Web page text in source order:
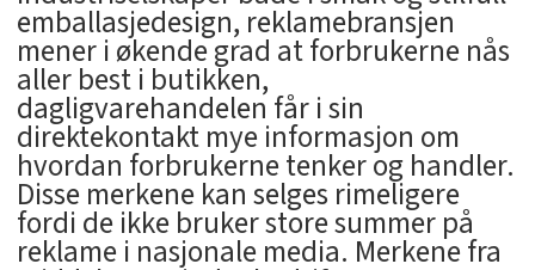
emballasjedesign, reklamebransjen
mener i økende grad at forbrukerne nås
aller best i butikken,
dagligvarehandelen får i sin
direktekontakt mye informasjon om
hvordan forbrukerne tenker og handler.
Disse merkene kan selges rimeligere
fordi de ikke bruker store summer på
reklame i nasjonale media. Merkene fra